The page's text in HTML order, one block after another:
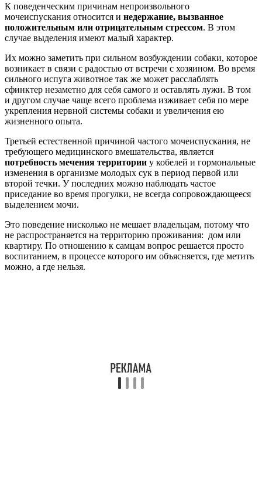
К поведенческим причинам непроизвольного
мочеиспускания относится и недержание, вызванное
положительным или отрицательным стрессом. В этом
случае выделения имеют малый характер.
Их можно заметить при сильном возбуждении собаки, которое
возникает в связи с радостью от встречи с хозяином. Во время
сильного испуга животное так же может расслаблять
сфинктер незаметно для себя самого и оставлять лужи. В том
и другом случае чаще всего проблема изживает себя по мере
укрепления нервной системы собаки и увеличения ею
жизненного опыта.
Третьей естественной причиной частого мочеиспускания, не
требующего медицинского вмешательства, является
потребность мечения территории у кобелей и гормональные
изменения в организме молодых сук в период первой или
второй течки. У последних можно наблюдать частое
приседание во время прогулки, не всегда сопровождающееся
выделением мочи.
Это поведение нисколько не мешает владельцам, потому что
не распространяется на территорию проживания: дом или
квартиру. По отношению к самцам вопрос решается просто
воспитанием, в процессе которого им объясняется, где метить
можно, а где нельзя.